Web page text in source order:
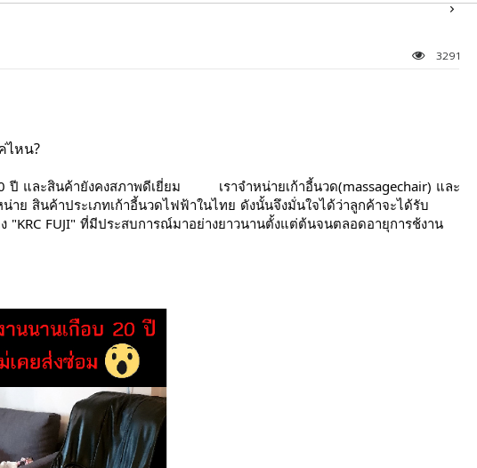
3291
ไหน?
ปี และสินค้ายังคงสภาพดีเยี่ยม เราจำหน่ายเก้าอี้นวด(massagechair) และ
น่าย สินค้าประเภทเก้าอี้นวดไฟฟ้าในไทย ดังนั้นจึงมั่นใจได้ว่าลูกค้าจะได้รับ
"KRC FUJI" ที่มีประสบการณ์มาอย่างยาวนานตั้งแต่ต้นจนตลอดอายุการช้งาน